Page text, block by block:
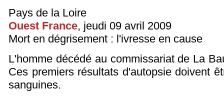
Pays de la Loire
Ouest France, jeudi 09 avril 2009
Mort en dégrisement : l'ivresse en cause
L'homme décédé au commissariat de La
Ces premiers résultats d'autopsie doivent
sanguines.